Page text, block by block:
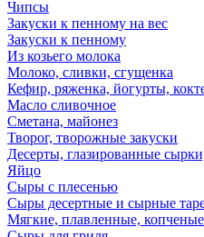
Чипсы
Закуски к пенному на вес
Закуски к пенному
Из козьего молока
Молоко, сливки, сгущенка
Кефир, ряженка, йогурты,
Масло сливочное
Сметана, майонез
Творог, творожные закуски
Десерты, глазированные
Яйцо
Сыры с плесенью
Сыры десертные и сырные
Мягкие, плавленные,